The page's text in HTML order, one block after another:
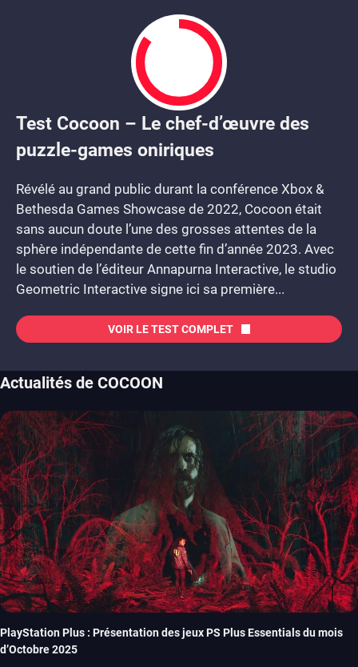
8.5
Test Cocoon – Le chef-d’œuvre des
puzzle-games oniriques
Révélé au grand public durant la conférence Xbox &
Bethesda Games Showcase de 2022, Cocoon était
sans aucun doute l’une des grosses attentes de la
sphère indépendante de cette fin d’année 2023. Avec
le soutien de l’éditeur Annapurna Interactive, le studio
Geometric Interactive signe ici sa première...
VOIR LE TEST COMPLET
Actualités de COCOON
PlayStation Plus : Présentation des jeux PS Plus Essentials du mois
d’Octobre 2025